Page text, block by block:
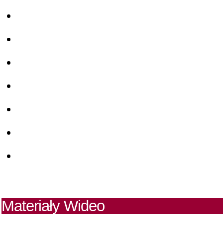
Materiały Wideo